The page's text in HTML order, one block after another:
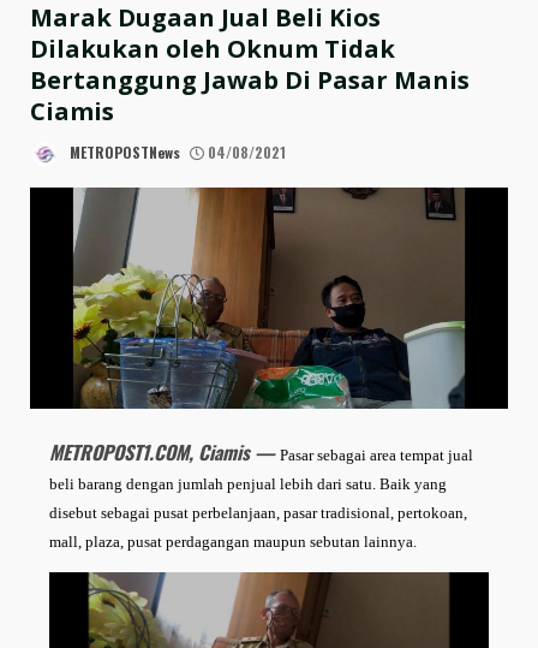
Marak Dugaan Jual Beli Kios
Dilakukan oleh Oknum Tidak
Bertanggung Jawab Di Pasar Manis
Ciamis
METROPOSTNews 04/08/2021
METROPOST1.COM, Ciamis — Pasar sebagai area tempat jual
beli barang dengan jumlah penjual lebih dari satu. Baik yang
disebut sebagai pusat perbelanjaan, pasar tradisional, pertokoan,
mall, plaza, pusat perdagangan maupun sebutan lainnya.